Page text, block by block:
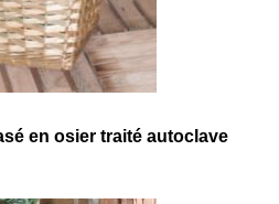
en osier traité autoclave